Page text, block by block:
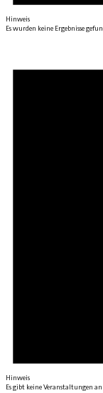
Hinweis
Es wurden keine Ergebnisse
Hinweis
Es gibt keine Veranstaltungen an